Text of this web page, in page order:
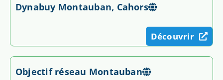
Dynabuy Montauban, Cahors
Découvrir
Objectif réseau Montauban